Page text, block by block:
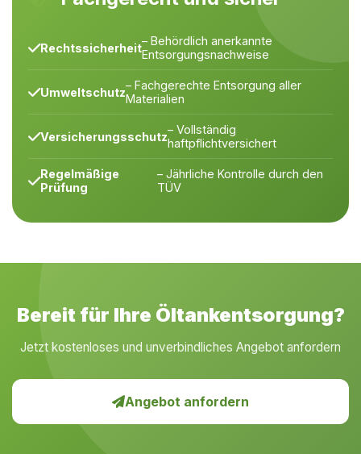
Rechtssicherheit– Behördlich anerkannte
Entsorgungsnachweise
Umweltschutz– Fachgerechte Entsorgung aller
Materialien
Versicherungsschutz– Vollständig
haftpflichtversichert
Regelmäßige
Prüfung
– Jährliche Kontrolle durch den
TÜV
Bereit für Ihre Öltankentsorgung?
Jetzt kostenloses und unverbindliches Angebot anfordern
Angebot anfordern